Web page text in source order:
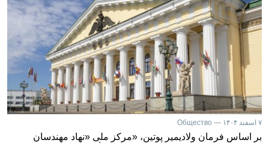
۷ اسفند ۱۴۰۴ — Общество
بر اساس فرمان ولادیمیر پوتین، «مرکز ملی «نهاد مهندسان